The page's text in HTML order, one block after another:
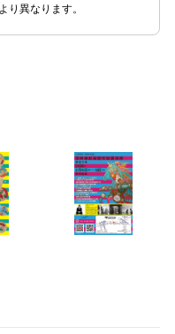
り異なります。